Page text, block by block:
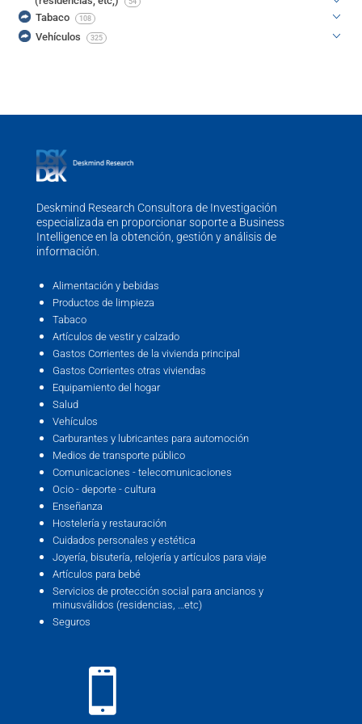
Tabaco 108
Vehículos 325
Deskmind Research Consultora de Investigación
especializada en proporcionar soporte a Business
Intelligence en la obtención, gestión y análisis de
información.
Alimentación y bebidas
Productos de limpieza
Tabaco
Artículos de vestir y calzado
Gastos Corrientes de la vivienda principal
Gastos Corrientes otras viviendas
Equipamiento del hogar
Salud
Vehículos
Carburantes y lubricantes para automoción
Medios de transporte público
Comunicaciones - telecomunicaciones
Ocio - deporte - cultura
Enseñanza
Hostelería y restauración
Cuidados personales y estética
Joyería, bisutería, relojería y artículos para viaje
Artículos para bebé
Servicios de protección social para ancianos y
minusválidos (residencias, …etc)
Seguros